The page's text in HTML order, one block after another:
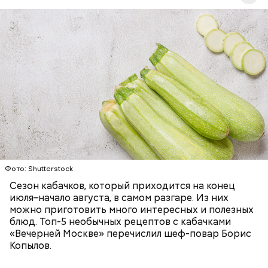
Фото: Shutterstock
Сезон кабачков, который приходится на конец
июля–начало августа, в самом разгаре. Из них
можно приготовить много интересных и полезных
блюд. Топ-5 необычных рецептов с кабачками
«Вечерней Москве» перечислил шеф-повар Борис
Копылов.
Ингредиенты:
ЕДА ОВОЩИ РЕЦЕПТЫ
Вред дыни
Фото: Shutterstock
— Наиболее распространенные борщ, щи, котлеты,
салаты, лаваш с творогом и сыром, пироги, омлет,
запеканка. Щавеля там везде используется
немного, поэтому никакого вреда от него не будет.
Чем разнообразнее рацион питания человека, тем
лучше. Потому что это исключает вероятность
возникновения дефицитов микроэлементов, —
заверил специалист.